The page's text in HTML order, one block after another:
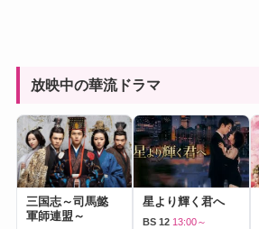
放映中の華流ドラマ
三国志～司馬懿
軍師連盟～
星より輝く君へ
BS 12 13:00～